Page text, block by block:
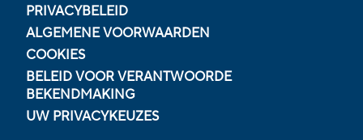
PRIVACYBELEID
ALGEMENE VOORWAARDEN
COOKIES
BELEID VOOR VERANTWOORDE
BEKENDMAKING
UW PRIVACYKEUZES